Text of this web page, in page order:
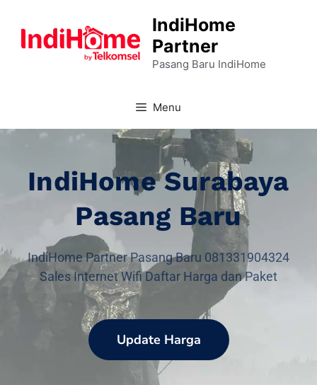
IndiHome
Partner
Pasang Baru IndiHome
Menu
IndiHome Surabaya
Pasang Baru
IndiHome Partner Pasang Baru 081331904324
Sales Internet Wifi Daftar Harga dan Paket
Update Harga